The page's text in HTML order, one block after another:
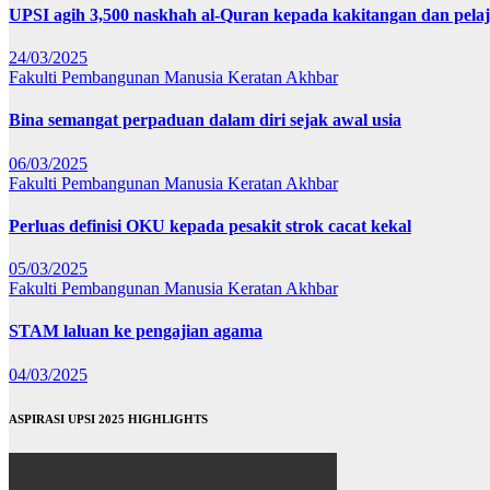
UPSI agih 3,500 naskhah al-Quran kepada kakitangan dan
24/03/2025
Fakulti Pembangunan Manusia Keratan Akhbar
Bina semangat perpaduan dalam diri sejak awal usia
06/03/2025
Fakulti Pembangunan Manusia Keratan Akhbar
Perluas definisi OKU kepada pesakit strok cacat kekal
05/03/2025
Fakulti Pembangunan Manusia Keratan Akhbar
STAM laluan ke pengajian agama
04/03/2025
ASPIRASI UPSI 2025 HIGHLIGHTS